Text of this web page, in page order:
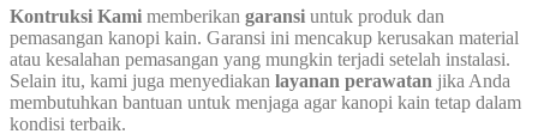
Kontruksi Kami memberikan garansi untuk produk dan
pemasangan kanopi kain. Garansi ini mencakup kerusakan material
atau kesalahan pemasangan yang mungkin terjadi setelah instalasi.
Selain itu, kami juga menyediakan layanan perawatan jika Anda
membutuhkan bantuan untuk menjaga agar kanopi kain tetap dalam
kondisi terbaik.